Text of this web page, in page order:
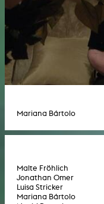
Mariana Bártolo
Malte Fröhlich
Jonathan Omer
Luisa Stricker
Mariana Bártolo